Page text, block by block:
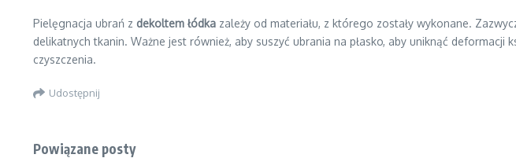
Pielęgnacja ubrań z dekoltem łódka zależy od materiału, z którego zostały wykonane.
delikatnych tkanin. Ważne jest również, aby suszyć ubrania na płasko, aby uniknąć
czyszczenia.
Udostępnij
Powiązane posty